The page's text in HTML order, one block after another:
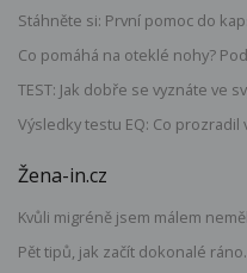
Stáhněte si: První pomoc do
Co pomáhá na oteklé nohy?
TEST: Jak dobře se vyznáte ve
Výsledky testu EQ: Co prozradil
Žena-in.cz
Kvůli migréně jsem málem
Pět tipů, jak začít dokonalé